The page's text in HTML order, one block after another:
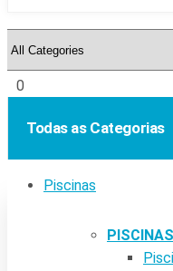
0
Todas as Categorias
Piscinas